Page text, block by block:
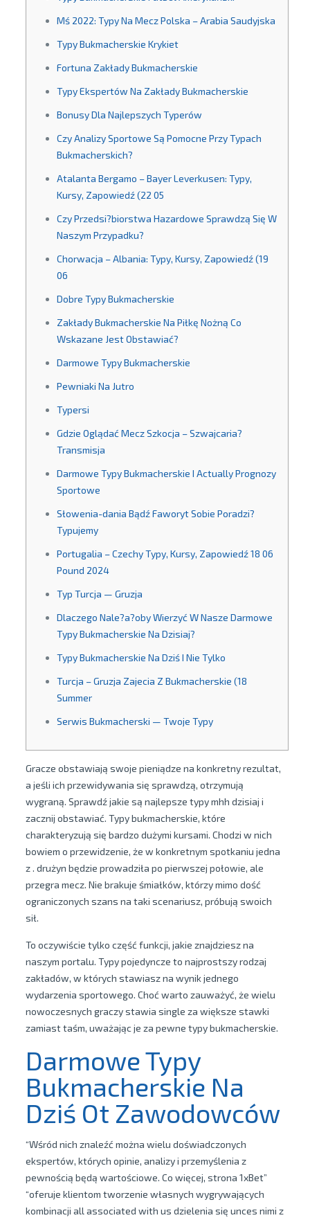
Mś 2022: Typy Na Mecz Polska – Arabia Saudyjska
Typy Bukmacherskie Krykiet
Fortuna Zakłady Bukmacherskie
Typy Ekspertów Na Zakłady Bukmacherskie
Bonusy Dla Najlepszych Typerów
Czy Analizy Sportowe Są Pomocne Przy Typach
Bukmacherskich?
Atalanta Bergamo – Bayer Leverkusen: Typy,
Kursy, Zapowiedź (22 05
Czy Przedsi?biorstwa Hazardowe Sprawdzą Się W
Naszym Przypadku?
Chorwacja – Albania: Typy, Kursy, Zapowiedź (19
06
Dobre Typy Bukmacherskie
Zakłady Bukmacherskie Na Piłkę Nożną Co
Wskazane Jest Obstawiać?
Darmowe Typy Bukmacherskie
Pewniaki Na Jutro
Typersi
Gdzie Oglądać Mecz Szkocja – Szwajcaria?
Transmisja
Darmowe Typy Bukmacherskie I Actually Prognozy
Sportowe
Słowenia-dania Bądź Faworyt Sobie Poradzi?
Typujemy
Portugalia – Czechy Typy, Kursy, Zapowiedź 18 06
Pound 2024
Typ Turcja — Gruzja
Dlaczego Nale?a?oby Wierzyć W Nasze Darmowe
Typy Bukmacherskie Na Dzisiaj?
Typy Bukmacherskie Na Dziś I Nie Tylko
Turcja – Gruzja Zajecia Z Bukmacherskie (18
Summer
Serwis Bukmacherski — Twoje Typy
Gracze obstawiają swoje pieniądze na konkretny rezultat,
a jeśli ich przewidywania się sprawdzą, otrzymują
wygraną. Sprawdź jakie są najlepsze typy mhh dzisiaj i
zacznij obstawiać. Typy bukmacherskie, które
charakteryzują się bardzo dużymi kursami. Chodzi w nich
bowiem o przewidzenie, że w konkretnym spotkaniu jedna
z . drużyn będzie prowadziła po pierwszej połowie, ale
przegra mecz. Nie brakuje śmiałków, którzy mimo dość
ograniczonych szans na taki scenariusz, próbują swoich
sił.
To oczywiście tylko część funkcji, jakie znajdziesz na
naszym portalu. Typy pojedyncze to najprostszy rodzaj
zakładów, w których stawiasz na wynik jednego
wydarzenia sportowego. Choć warto zauważyć, że wielu
nowoczesnych graczy stawia single za większe stawki
zamiast taśm, uważając je za pewne typy bukmacherskie.
Darmowe Typy
Bukmacherskie Na
Dziś Ot Zawodowców
“Wśród nich znaleźć można wielu doświadczonych
ekspertów, których opinie, analizy i przemyślenia z
pewnością będą wartościowe. Co więcej, strona 1xBet”
“oferuje klientom tworzenie własnych wygrywających
kombinacji all associated with us dzielenia się unces nimi z